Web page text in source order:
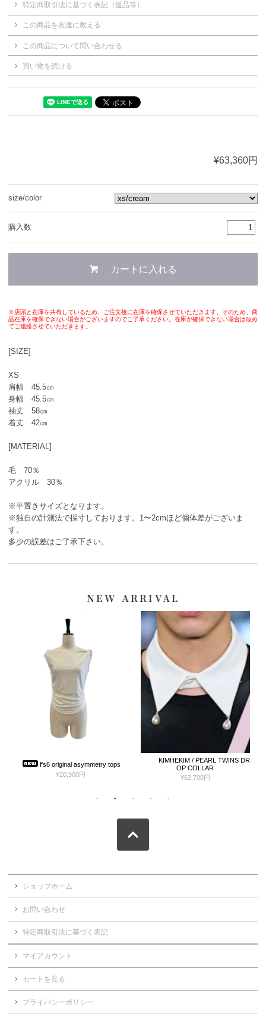
特定商取引法に基づく表記（返品等）
この商品を友達に教える
この商品について問い合わせる
買い物を続ける
¥63,360円
size/color
購入数
※店頭と在庫を共有しているため、ご注文後に在庫を確保させていただきます。そのため、商
品在庫を確保できない場合がございますのでご了承ください。在庫が確保できない場合は改め
てご連絡させていただきます。
[SIZE]
XS
肩幅 45.5㎝
身幅 45.5㎝
袖丈 58㎝
着丈 42㎝
[MATERIAL]
毛 70％
アクリル 30％
※平置きサイズとなります。
※独自の計測法で採寸しております。1〜2cmほど個体差がございま
す。
多少の誤差はご了承下さい。
NEW ARRIVAL
OP COLLAR
¥62,700円
SUMIDAY BALM (darkbrown）
¥2,970円
ショップホーム
お問い合わせ
特定商取引法に基づく表記
マイアカウント
カートを見る
プライバシーポリシー